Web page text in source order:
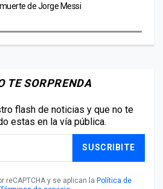
de Jorge Messi
TE SORPRENDA
flash de noticias y que no te
estas en la vía pública.
SUSCRIBITE
reCAPTCHA y se aplican la Política de